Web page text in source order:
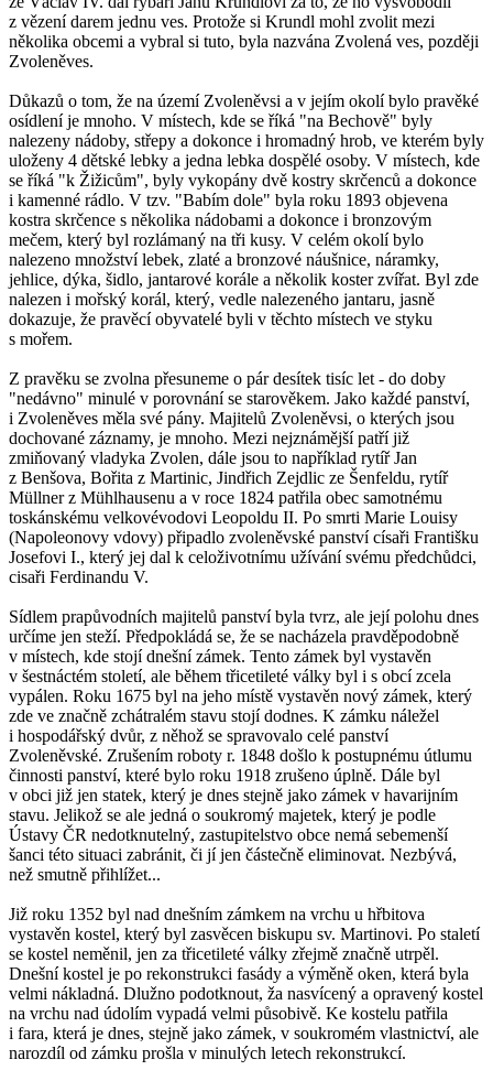
z vězení darem jednu ves. Protože si Krundl mohl zvolit mezi
několika obcemi a vybral si tuto, byla nazvána Zvolená ves, později
Zvoleněves.
Důkazů o tom, že na území Zvoleněvsi a v jejím okolí bylo pravěké
osídlení je mnoho. V místech, kde se říká "na Bechově" byly
nalezeny nádoby, střepy a dokonce i hromadný hrob, ve kterém byly
uloženy 4 dětské lebky a jedna lebka dospělé osoby. V místech, kde
se říká "k Žižicům", byly vykopány dvě kostry skrčenců a dokonce
i kamenné rádlo. V tzv. "Babím dole" byla roku 1893 objevena
kostra skrčence s několika nádobami a dokonce i bronzovým
mečem, který byl rozlámaný na tři kusy. V celém okolí bylo
nalezeno množství lebek, zlaté a bronzové náušnice, náramky,
jehlice, dýka, šidlo, jantarové korále a několik koster zvířat. Byl zde
nalezen i mořský korál, který, vedle nalezeného jantaru, jasně
dokazuje, že pravěcí obyvatelé byli v těchto místech ve styku
s mořem.
Z pravěku se zvolna přesuneme o pár desítek tisíc let - do doby
"nedávno" minulé v porovnání se starověkem. Jako každé panství,
i Zvoleněves měla své pány. Majitelů Zvoleněvsi, o kterých jsou
dochované záznamy, je mnoho. Mezi nejznámější patří již
zmiňovaný vladyka Zvolen, dále jsou to například rytíř Jan
z Benšova, Bořita z Martinic, Jindřich Zejdlic ze Šenfeldu, rytíř
Müllner z Mühlhausenu a v roce 1824 patřila obec samotnému
toskánskému velkovévodovi Leopoldu II. Po smrti Marie Louisy
(Napoleonovy vdovy) připadlo zvoleněvské panství císaři Františku
Josefovi I., který jej dal k celoživotnímu užívání svému předchůdci,
cisaři Ferdinandu V.
Sídlem prapůvodních majitelů panství byla tvrz, ale její polohu dnes
určíme jen steží. Předpokládá se, že se nacházela pravděpodobně
v místech, kde stojí dnešní zámek. Tento zámek byl vystavěn
v šestnáctém století, ale během třicetileté války byl i s obcí zcela
vypálen. Roku 1675 byl na jeho místě vystavěn nový zámek, který
zde ve značně zchátralém stavu stojí dodnes. K zámku náležel
i hospodářský dvůr, z něhož se spravovalo celé panství
Zvoleněvské. Zrušením roboty r. 1848 došlo k postupnému útlumu
činnosti panství, které bylo roku 1918 zrušeno úplně. Dále byl
v obci již jen statek, který je dnes stejně jako zámek v havarijním
stavu. Jelikož se ale jedná o soukromý majetek, který je podle
Ústavy ČR nedotknutelný, zastupitelstvo obce nemá sebemenší
šanci této situaci zabránit, či jí jen částečně eliminovat. Nezbývá,
než smutně přihlížet...
Již roku 1352 byl nad dnešním zámkem na vrchu u hřbitova
vystavěn kostel, který byl zasvěcen biskupu sv. Martinovi. Po staletí
se kostel neměnil, jen za třicetileté války zřejmě značně utrpěl.
Dnešní kostel je po rekonstrukci fasády a výměně oken, která byla
velmi nákladná. Dlužno podotknout, ža nasvícený a opravený kostel
na vrchu nad údolím vypadá velmi působivě. Ke kostelu patřila
i fara, která je dnes, stejně jako zámek, v soukromém vlastnictví, ale
narozdíl od zámku prošla v minulých letech rekonstrukcí.